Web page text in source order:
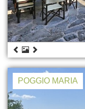
POGGIO MARIA